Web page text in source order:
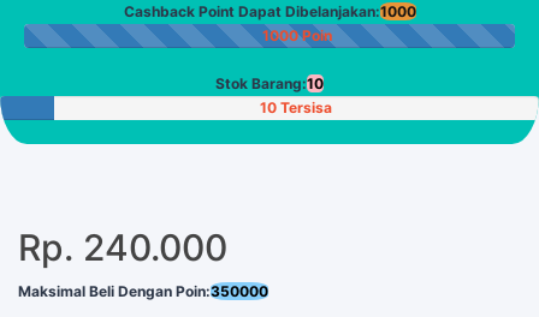
Cashback Point Dapat Dibelanjakan:1000
1000 Poin
Stok Barang:10
10 Tersisa
Rp. 240.000
Maksimal Beli Dengan Poin:350000